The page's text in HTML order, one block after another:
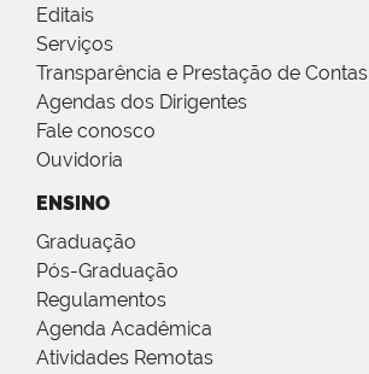
Editais
Serviços
Transparência e Prestação de Contas
Agendas dos Dirigentes
Fale conosco
Ouvidoria
ENSINO
Graduação
Pós-Graduação
Regulamentos
Agenda Acadêmica
Atividades Remotas